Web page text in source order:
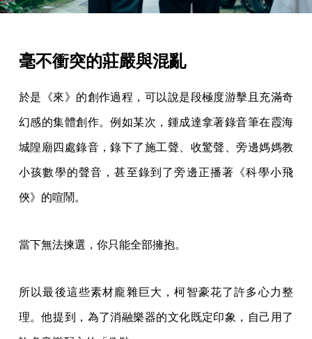
毫不衝突的莊嚴與混亂
於是《來》的創作過程，可以說是段極度游擊且充滿奇
幻感的集體創作。例如某次，鍾成達拿著錄音筆在霞海
城隍廟四處錄音，錄下了施工聲、收驚聲、旁邊媽媽教
小孩數學的聲音，甚至錄到了旁邊正播著《科學小飛
俠》的喧鬧。
當下無法揀選，你只能全部擁抱。
所以最後這些素材龐雜巨大，柯智豪花了許多心力整
理。他提到，為了消融樂器的文化既定印象，自己用了